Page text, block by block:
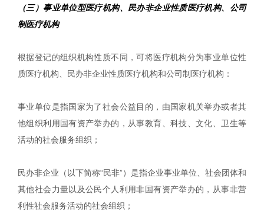
（三）事业单位型医疗机构、民办非企业性质医疗机构、公司
制医疗机构
根据登记的组织机构性质不同，可将医疗机构分为事业单位性
质医疗机构、民办非企业性质医疗机构和公司制医疗机构：
事业单位是指国家为了社会公益目的，由国家机关举办或者其
他组织利用国有资产举办的，从事教育、科技、文化、卫生等
活动的社会服务组织；
民办非企业（以下简称“民非”）是指企业事业单位、社会团体和
其他社会力量以及公民个人利用非国有资产举办的，从事非营
利性社会服务活动的社会组织；